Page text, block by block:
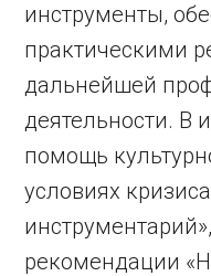
инструменты,
практическими
дальнейшей
деятельности. В
помощь
условиях
рекомендации